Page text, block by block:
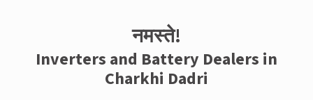
नमस्ते!
Inverters and Battery Dealers in
Charkhi Dadri